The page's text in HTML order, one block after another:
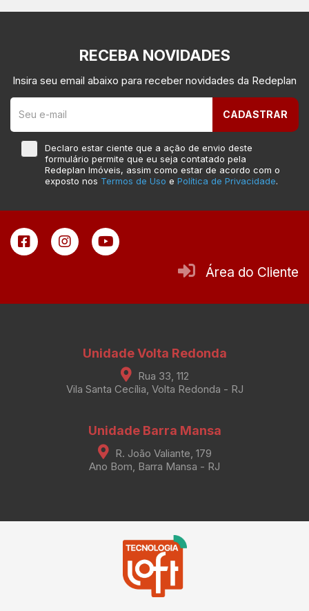
RECEBA NOVIDADES
Insira seu email abaixo para receber novidades da Redeplan
CADASTRAR
Declaro estar ciente que a ação de envio deste
formulário permite que eu seja contatado pela
Redeplan Imóveis, assim como estar de acordo com o
exposto nos Termos de Uso e Política de Privacidade.
Área do Cliente
Unidade Volta Redonda
Rua 33, 112
Vila Santa Cecília, Volta Redonda - RJ
Unidade Barra Mansa
R. João Valiante, 179
Ano Bom, Barra Mansa - RJ